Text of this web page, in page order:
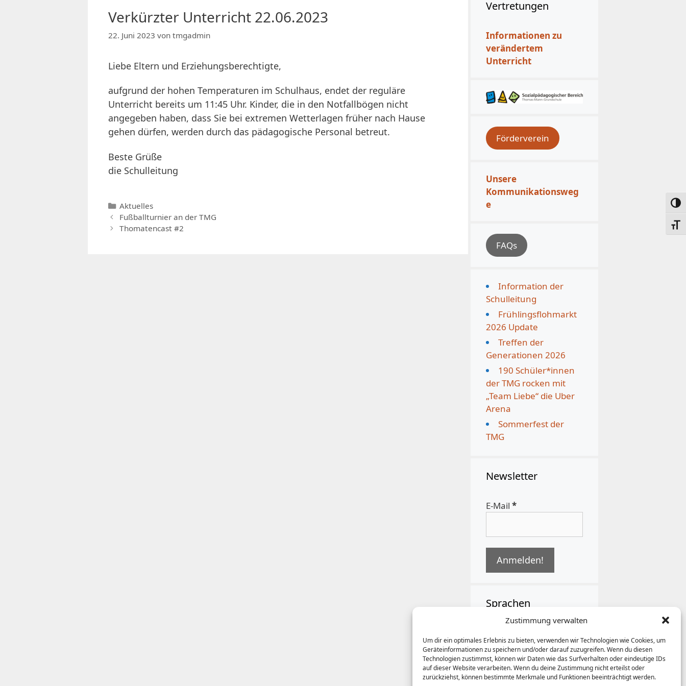
Zustimmung verwalten
Um dir ein optimales Erlebnis zu bieten, verwenden wir Technologien wie Cookies, um
Geräteinformationen zu speichern und/oder darauf zuzugreifen. Wenn du diesen
Technologien zustimmst, können wir Daten wie das Surfverhalten oder eindeutige IDs
auf dieser Website verarbeiten. Wenn du deine Zustimmung nicht erteilst oder
zurückziehst, können bestimmte Merkmale und Funktionen beeinträchtigt werden.
Verkürzter Unterricht 22.06.2023
22. Juni 2023 von tmgadmin
Liebe Eltern und Erziehungsberechtigte,
aufgrund der hohen Temperaturen im Schulhaus, endet der reguläre
Unterricht bereits um 11:45 Uhr. Kinder, die in den Notfallbögen nicht
angegeben haben, dass Sie bei extremen Wetterlagen früher nach Hause
gehen dürfen, werden durch das pädagogische Personal betreut.
Beste Grüße
die Schulleitung
Kategorien
Aktuelles
Fußballturnier an der TMG
Thomatencast #2
Vertretungen
Informationen zu
verändertem
Unterricht
Förderverein
Unsere
Kommunikationsweg
e
FAQs
Information der
Schulleitung
Frühlingsflohmarkt
2026 Update
Treffen der
Generationen 2026
190 Schüler*innen
der TMG rocken mit
„Team Liebe“ die Uber
Arena
Sommerfest der
TMG
Newsletter
E-Mail *
Sprachen